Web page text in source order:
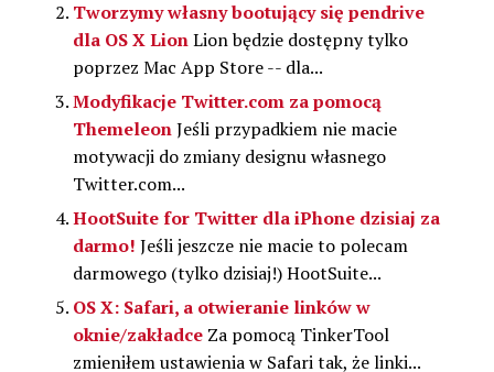
Tworzymy własny bootujący się pendrive
dla OS X LionLion będzie dostępny tylko
poprzez Mac App Store -- dla...
Modyfikacje Twitter.com za pomocą
ThemeleonJeśli przypadkiem nie macie
motywacji do zmiany designu własnego
Twitter.com...
HootSuite for Twitter dla iPhone dzisiaj za
darmo! Jeśli jeszcze nie macie to polecam
darmowego (tylko dzisiaj!) HootSuite...
OS X: Safari, a otwieranie linków w
oknie/zakładce Za pomocą TinkerTool
zmieniłem ustawienia w Safari tak, że linki...